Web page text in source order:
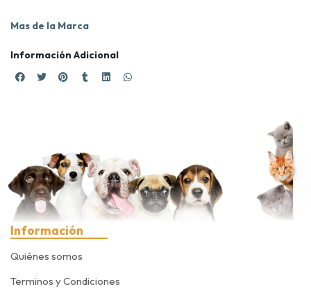
Mas de la Marca
Información Adicional
Información
Quiénes somos
Terminos y Condiciones